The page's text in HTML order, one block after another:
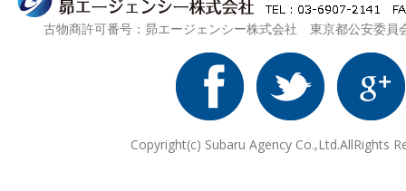
古物商許可番号：昴エージェンシー株式会社 東京都公安委
Copyright(c) Subaru Agency Co.,Ltd.AllRights